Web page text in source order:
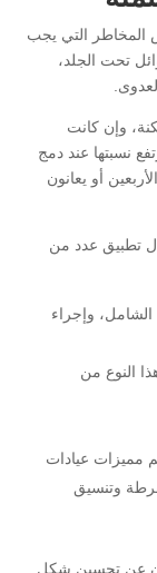
التي يجب
تحت الجلد،
وإن كانت
(تتراوح بين 0.3% و2%)، وترتفع نسبتها عند دمج
أو يعانون
تطبيق عدد من
الشامل، وإجراء
النوع من
مميزات عيادات
وتنسيق
عن تحسين شكل